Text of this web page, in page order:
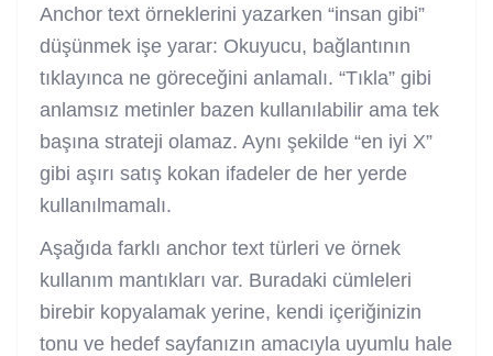
Anchor text örneklerini yazarken “insan gibi”
düşünmek işe yarar: Okuyucu, bağlantının
tıklayınca ne göreceğini anlamalı. “Tıkla” gibi
anlamsız metinler bazen kullanılabilir ama tek
başına strateji olamaz. Aynı şekilde “en iyi X”
gibi aşırı satış kokan ifadeler de her yerde
kullanılmamalı.
Aşağıda farklı anchor text türleri ve örnek
kullanım mantıkları var. Buradaki cümleleri
birebir kopyalamak yerine, kendi içeriğinizin
tonu ve hedef sayfanızın amacıyla uyumlu hale